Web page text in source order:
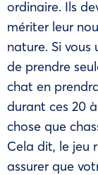
ordinaire. Ils
mériter leur
nature. Si
de prendre
chat en
durant ces 20
chose que
Cela dit, le jeu
assurer que